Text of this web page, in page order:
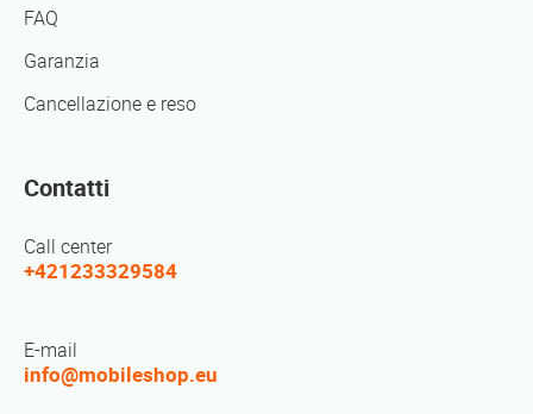
FAQ
Garanzia
Cancellazione e reso
Contatti
Call center
+421233329584
E-mail
info@mobileshop.eu